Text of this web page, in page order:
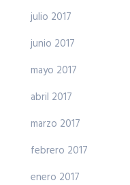
julio 2017
junio 2017
mayo 2017
abril 2017
marzo 2017
febrero 2017
enero 2017